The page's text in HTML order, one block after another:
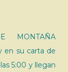
en su carta de
5:00 y llegan